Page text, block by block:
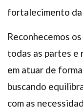
fortalecimento da
Reconhecemos
todas as partes e
em atuar de
buscando
com as